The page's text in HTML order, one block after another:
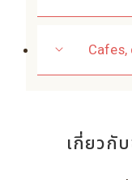
เกี่ยวกั